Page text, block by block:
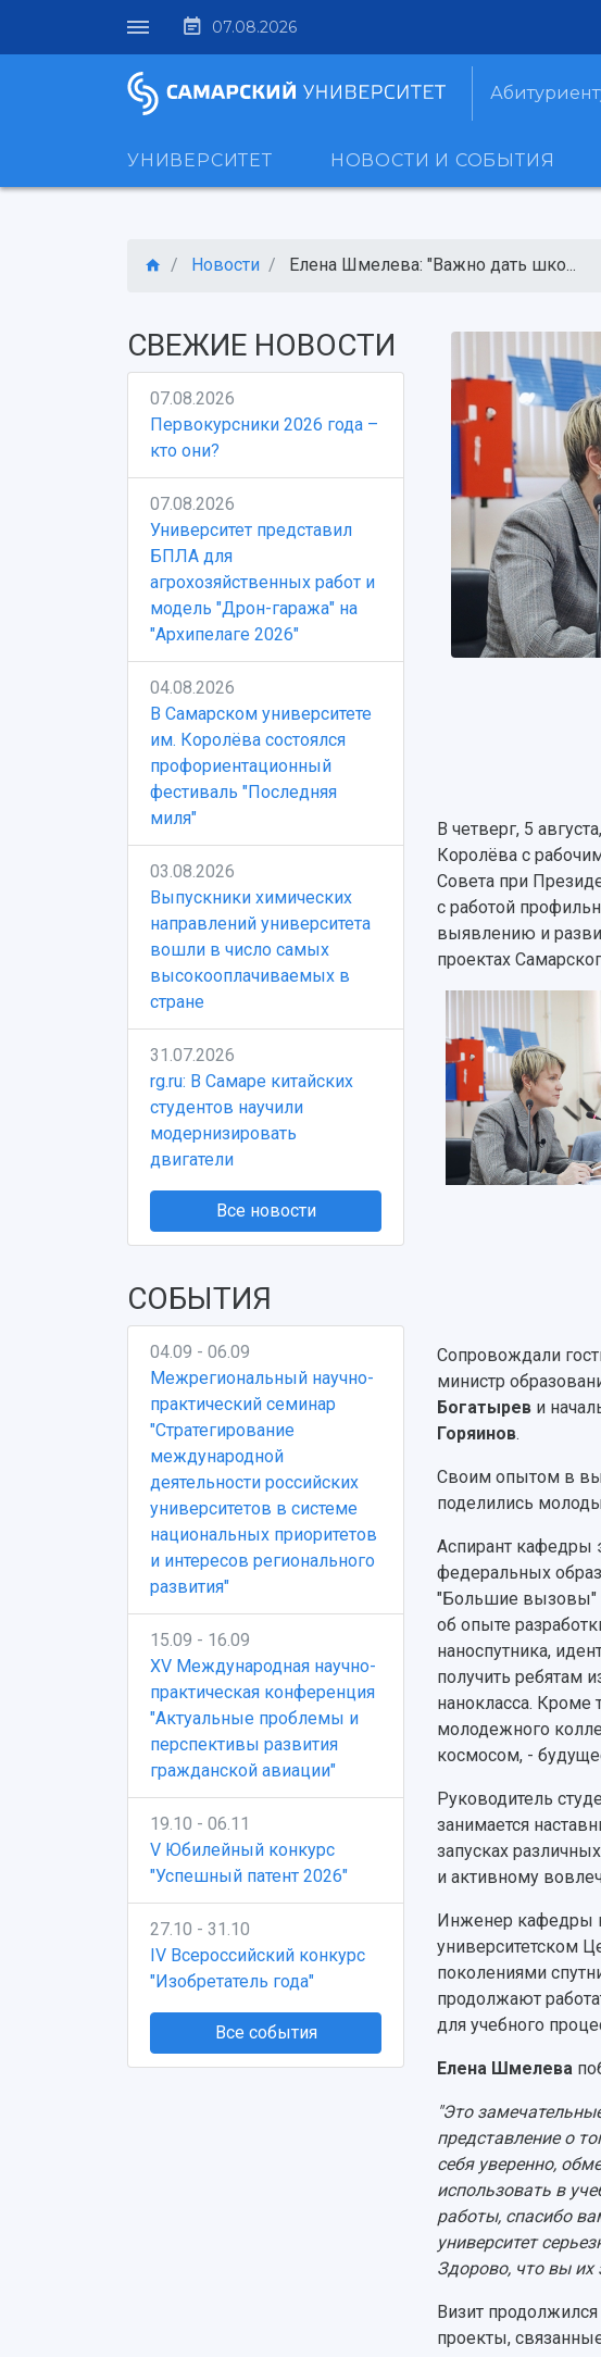
07.08.2026
УНИВЕРСИТЕТ НОВОСТИ И СОБЫТИЯ
Новости Елена Шмелева: "Важно дать шко...
СВЕЖИЕ НОВОСТИ
07.08.2026
Первокурсники 2026 года –
кто они?
07.08.2026
Университет представил
БПЛА для
агрохозяйственных работ и
модель "Дрон-гаража" на
"Архипелаге 2026"
04.08.2026
В Самарском университете
им. Королёва состоялся
профориентационный
фестиваль "Последняя
миля"
03.08.2026
Выпускники химических
направлений университета
вошли в число самых
высокооплачиваемых в
стране
31.07.2026
rg.ru: В Самаре китайских
студентов научили
модернизировать
двигатели
Все новости
СОБЫТИЯ
04.09 - 06.09
Межрегиональный научно-
практический семинар
"Стратегирование
международной
деятельности российских
университетов в системе
национальных приоритетов
и интересов регионального
развития"
15.09 - 16.09
XV Международная научно-
практическая конференция
"Актуальные проблемы и
перспективы развития
гражданской авиации"
19.10 - 06.11
V Юбилейный конкурс
"Успешный патент 2026"
27.10 - 31.10
IV Всероссийский конкурс
"Изобретатель года"
Все события
В четверг, 5
Королёва с
Совета при
с работой
выявлению и
проектах
Сопровождали
министр
Богатырев и
Горяинов.
Своим опытом в
поделились
Аспирант кафедры
федеральных
"Большие вызовы"
об опыте
наноспутника,
получить ребятам
нанокласса.
молодежного
космосом, -
Руководитель
занимается
запусках
и активному
Инженер кафедры
университетском
поколениями
продолжают
для учебного
Елена Шмелева
"Это
представление о
себя уверенно,
использовать в
работы, спасибо
университет
Здорово, что вы их
Визит
проекты,